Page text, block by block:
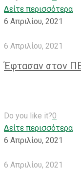
Δείτε περισσότερα
6 Απριλίου, 2021
6 Απριλίου, 2021
Έφτασαν στον
Do you like it?0
Δείτε περισσότερα
6 Απριλίου, 2021
6 Απριλίου, 2021